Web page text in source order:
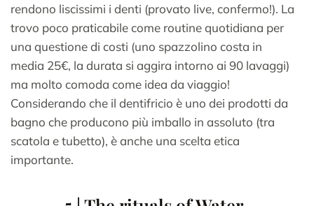
rendono liscissimi i denti (provato live, confermo!). La
trovo poco praticabile come routine quotidiana per
una questione di costi (uno spazzolino costa in
media 25€, la durata si aggira intorno ai 90 lavaggi)
ma molto comoda come idea da viaggio!
Considerando che il dentifricio è uno dei prodotti da
bagno che producono più imballo in assoluto (tra
scatola e tubetto), è anche una scelta etica
importante.